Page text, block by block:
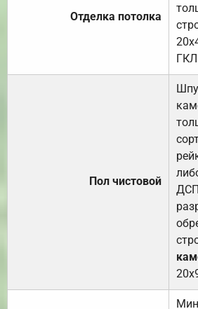
Отделка потолка
Пол чистовой